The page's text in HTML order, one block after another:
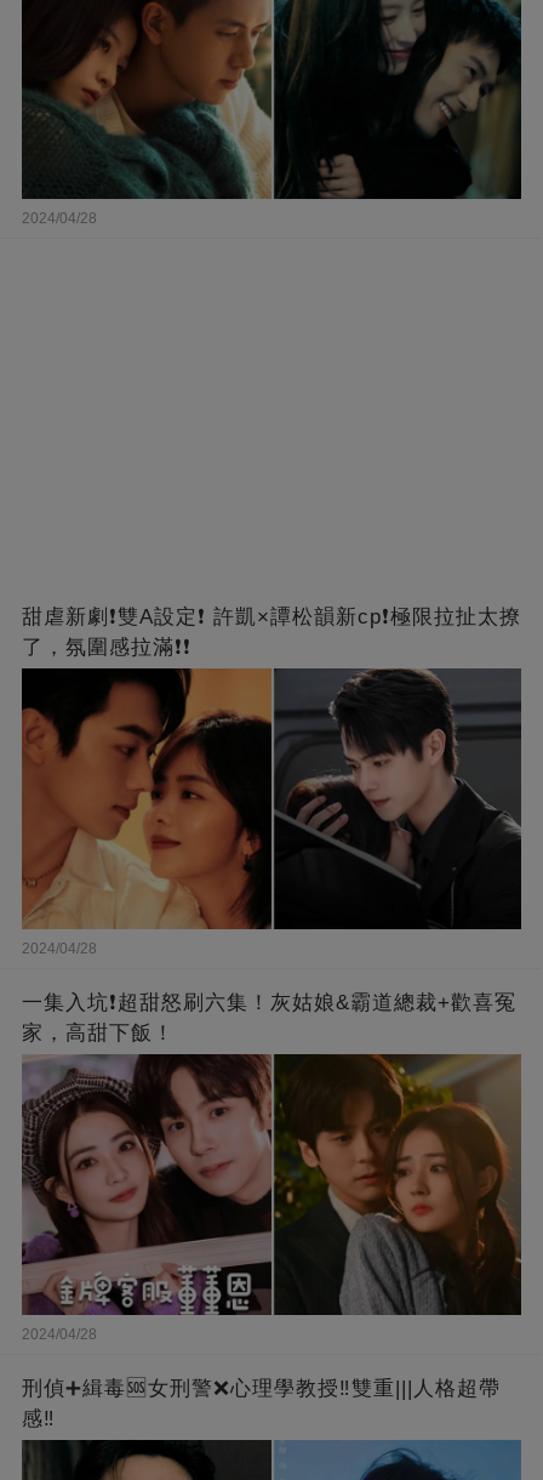
2024/04/28
甜虐新劇❗雙A設定❗ 許凱×譚松韻新cp❗️極限拉扯太撩
了，氛圍感拉滿❗❗
2024/04/28
一集入坑❗超甜怒刷六集！灰姑娘&霸道總裁+歡喜冤
家，高甜下飯！
2024/04/28
刑偵➕緝毒🆘女刑警❌心理學教授‼️雙重|||人格超帶
感‼️